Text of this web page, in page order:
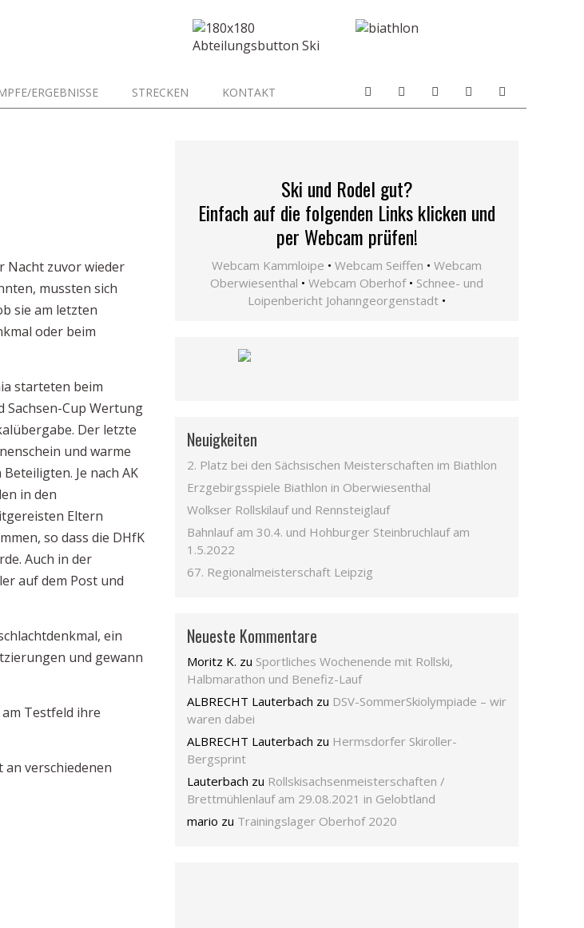
ERGEBNISSE STRECKEN KONTAKT
Nacht zuvor wieder
mussten sich
sie am letzten
oder beim
starteten beim
Sachsen-Cup Wertung
Der letzte
und warme
Je nach AK
in den
Eltern
so dass die DHfK
Auch in der
auf dem Post und
ein
und gewann
Testfeld ihre
verschiedenen
Ski und Rodel gut?
Einfach auf die folgenden Links klicken und
per Webcam prüfen!
Webcam Kammloipe • Webcam Seiffen • Webcam
Oberwiesenthal • Webcam Oberhof• Schnee- und
Loipenbericht Johanngeorgenstadt •
Neuigkeiten
2. Platz bei den Sächsischen Meisterschaften im Biathlon
Erzgebirgsspiele Biathlon in Oberwiesenthal
Wolkser Rollskilauf und Rennsteiglauf
Bahnlauf am 30.4. und Hohburger Steinbruchlauf am
1.5.2022
67. Regionalmeisterschaft Leipzig
Neueste Kommentare
Moritz K. zu Sportliches Wochenende mit Rollski,
Halbmarathon und Benefiz-Lauf
ALBRECHT Lauterbach zu DSV-SommerSkiolympiade – wir
waren dabei
ALBRECHT Lauterbach zu Hermsdorfer Skiroller-
Bergsprint
Lauterbach zu Rollskisachsenmeisterschaften /
Brettmühlenlauf am 29.08.2021 in Gelobtland
mario zu Trainingslager Oberhof 2020